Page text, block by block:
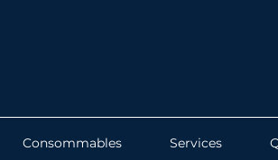
Consommables Services